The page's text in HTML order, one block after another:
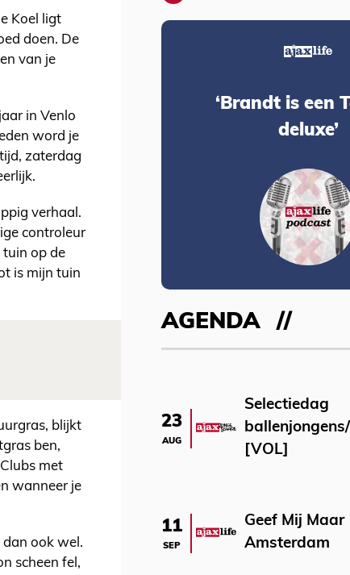
Koel ligt
doen. De
van je
in Venlo
word je
zaterdag
verhaal.
controleur
tuin op de
is mijn tuin
blijkt
ben,
met
wanneer je
ook wel.
scheen fel,
‘Brandt is een
deluxe’
AGENDA
23
AUG
Selectiedag
[VOL]
11
SEP
Geef Mij Maar
Amsterdam